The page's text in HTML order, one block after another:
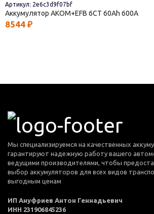
Артикул: 2e6c3d9f07bf
Аккумулятор AKOM+EFB 6СТ 60 600
8544 ₽
Мы специализируемся на качественных
гарантируют надежную работу вашего
ведущими производителями, чтобы
выбор аккумуляторов для всех видов
выгодным ценам
ИП Ануфриев Антон Геннадьевич
ИНН 231906845236